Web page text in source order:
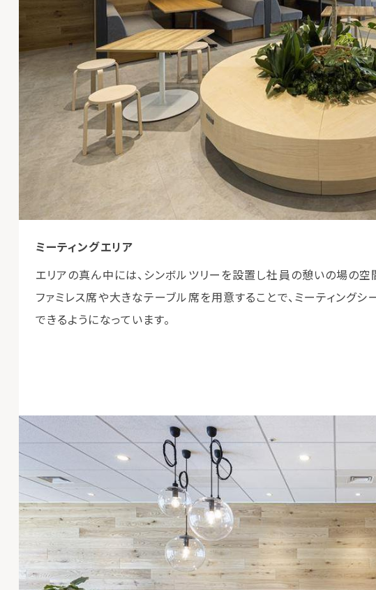
ミーティングエリア
エリアの真ん中には、シンボルツリーを設置し社員の憩いの場の空
ファミレス席や大きなテーブル席を用意することで、ミーティング
できるようになっています。